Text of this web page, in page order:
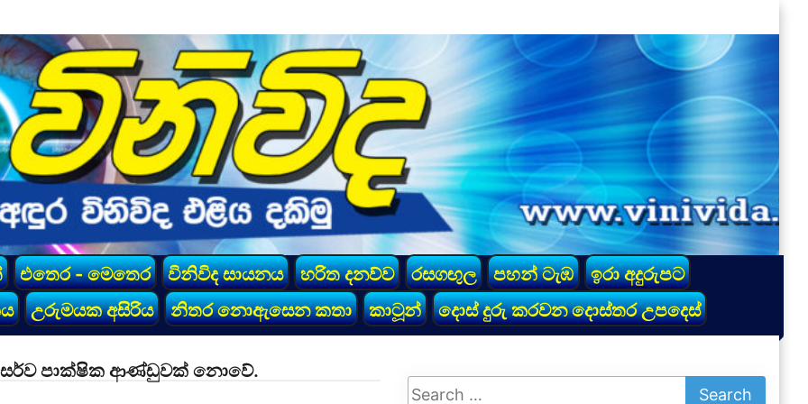
එතෙර - මෙතෙර විනිවිද සායනය හරිත දනව්ව රසගඟුල පහන් ටැඹ
ඉරා අදුරුපට
උරුමයක අසිරිය නිතර නොඇසෙන කතා කාටූන් දොස් දුරු කරවන දොස්තර උපදෙස්
සර්ව පාක්ෂික ආණ්ඩුවක් නොවේ.